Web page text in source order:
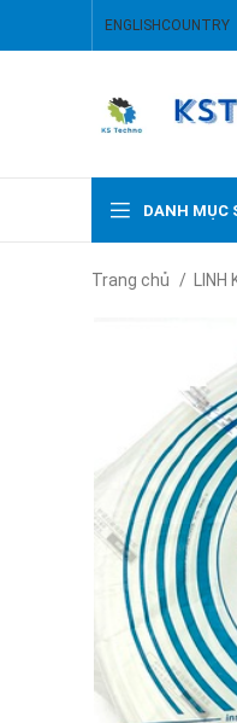
ENGLISH COUNTRY
DANH MỤC
Trang chủ LINH